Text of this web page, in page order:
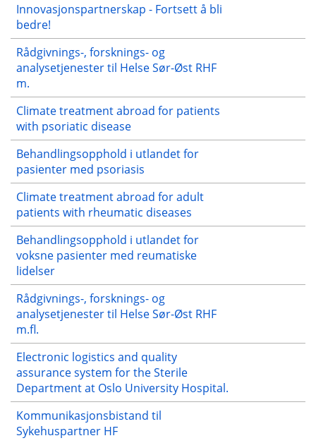
Innovasjonspartnerskap - Fortsett å bli
bedre!
Rådgivnings-, forsknings- og
analysetjenester til Helse Sør-Øst RHF
m.
Climate treatment abroad for patients
with psoriatic disease
Behandlingsopphold i utlandet for
pasienter med psoriasis
Climate treatment abroad for adult
patients with rheumatic diseases
Behandlingsopphold i utlandet for
voksne pasienter med reumatiske
lidelser
Rådgivnings-, forsknings- og
analysetjenester til Helse Sør-Øst RHF
m.fl.
Electronic logistics and quality
assurance system for the Sterile
Department at Oslo University Hospital.
Kommunikasjonsbistand til
Sykehuspartner HF